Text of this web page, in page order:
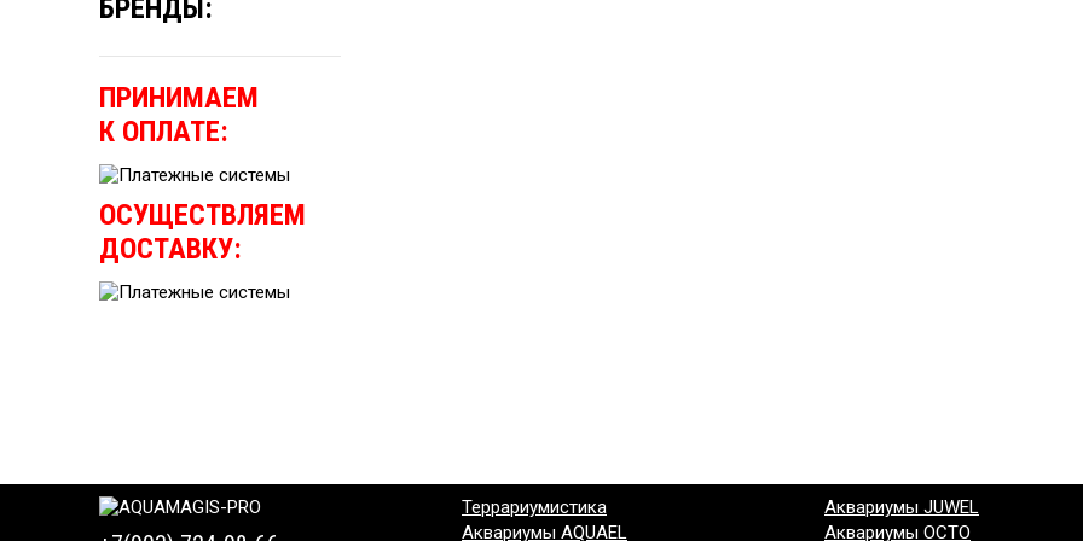
БРЕНДЫ:
ПРИНИМАЕМ
К ОПЛАТЕ:
ОСУЩЕСТВЛЯЕМ
ДОСТАВКУ:
Террариумистика
Аквариумы AQUAEL
Аквариумы JUWEL
Аквариумы OCTO